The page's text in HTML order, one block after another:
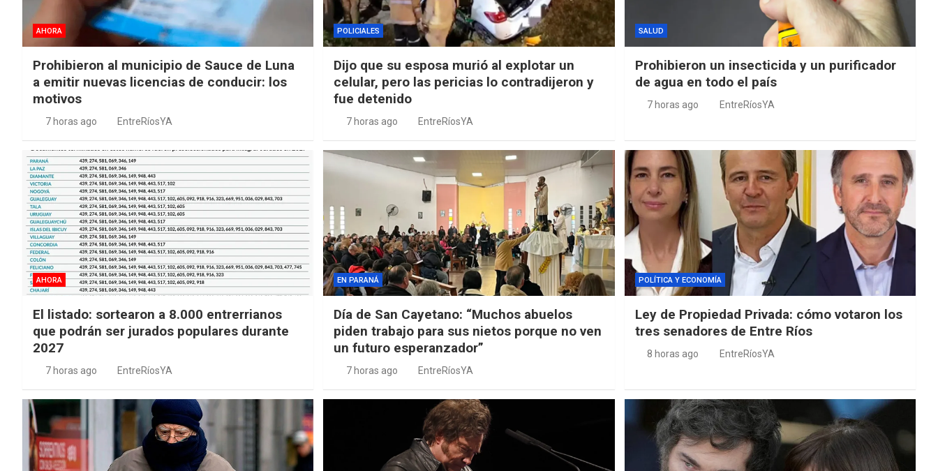
AHORA
Prohibieron al municipio de Sauce de Luna
a emitir nuevas licencias de conducir: los
motivos
7 horas ago EntreRíosYA
POLICIALES
Dijo que su esposa murió al explotar un
celular, pero las pericias lo contradijeron y
fue detenido
7 horas ago EntreRíosYA
SALUD
Prohibieron un insecticida y un purificador
de agua en todo el país
7 horas ago EntreRíosYA
AHORA
El listado: sortearon a 8.000 entrerrianos
que podrán ser jurados populares durante
2027
7 horas ago EntreRíosYA
EN PARANÁ
Día de San Cayetano: “Muchos abuelos
piden trabajo para sus nietos porque no ven
un futuro esperanzador”
7 horas ago EntreRíosYA
POLÍTICA Y ECONOMÍA
Ley de Propiedad Privada: cómo votaron los
tres senadores de Entre Ríos
8 horas ago EntreRíosYA